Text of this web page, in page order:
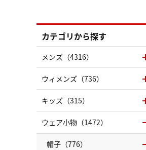
カテゴリから探す
メンズ（4316）
ウィメンズ（736）
キッズ（315）
ウェア小物（1472）
帽子（776）